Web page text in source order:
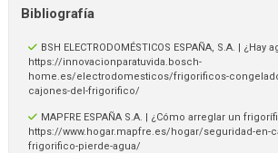
Bibliografía
BSH ELECTRODOMÉSTICOS ESPAÑA, S.A. |
https://innovacionparatuvida.bosch-
home.es/electrodomesticos/frigorificos-
cajones-del-frigorifico/
MAPFRE ESPAÑA S.A. | ¿Cómo arreglar un
https://www.hogar.mapfre.es/hogar/seguridad-en-
frigorifico-pierde-agua/